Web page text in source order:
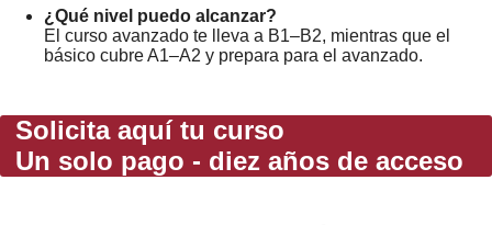
¿Qué nivel puedo alcanzar?
El curso avanzado te lleva a B1–B2, mientras que el
básico cubre A1–A2 y prepara para el avanzado.
Solicita aquí tu curso
Un solo pago - diez años de acceso